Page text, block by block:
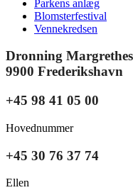
Parkens anlæg
Blomsterfestival
Vennekredsen
Dronning
9900 Frederikshavn
+45 98 41 05 00
Hovednummer
+45 30 76 37 74
Ellen